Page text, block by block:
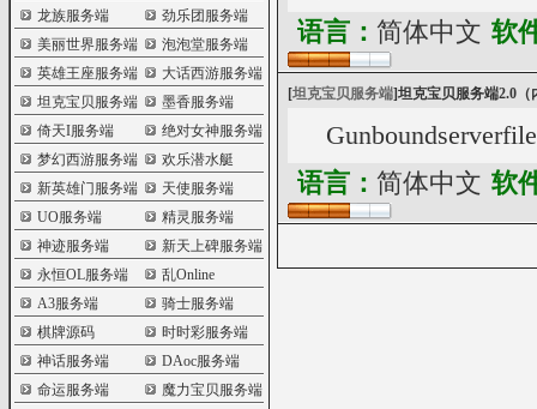
龙族服务端
劲乐团服务端
美丽世界服务端
泡泡堂服务端
英雄王座服务端
大话西游服务端
坦克宝贝服务端
墨香服务端
倚天I服务端
绝对女神服务端
梦幻西游服务端
欢乐潜水艇
新英雄门服务端
天使服务端
UO服务端
精灵服务端
神迹服务端
新天上碑服务端
永恒OL服务端
乱Online
A3服务端
骑士服务端
棋牌源码
时时彩服务端
神话服务端
DAoc服务端
命运服务端
魔力宝贝服务端
语言： 简体中文 软
[坦克宝贝服务端]坦克宝贝服务端2.0（
语言： 简体中文 软